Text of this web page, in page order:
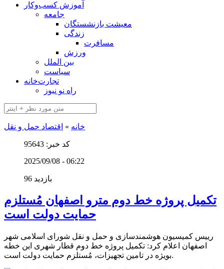
آموزش کسب‌وکار
جامعه
معیشت بازنشستگان
زندگی
مسافرت
ورزش
بین الملل
سیاست
تجارت‌خانه
راه نو نیوز
خانه » اقتصاد حمل و نقل
کد خبر: 95643
2025/09/08 - 06:22
96 بازدید
تکمیل پروژه خط دوم مترو اصفهان مُستلزم
حمایت دولت است
رییس کمیسیون هوشمندسازی و حمل و نقل شورای اسلامی شهر
اصفهان اعلام کرد: تکمیل پروژه خط دوم قطار شهری این خطه
بویژه در تامین تجهیزات، مُستلزم حمایت دولت است.